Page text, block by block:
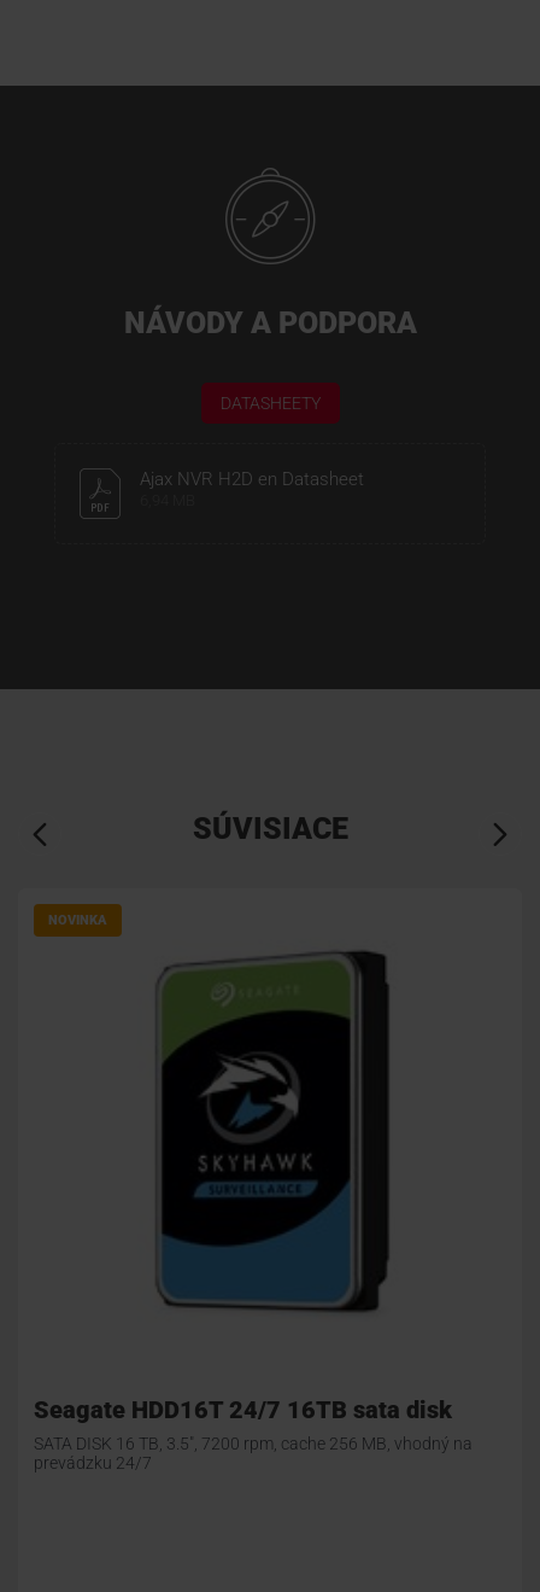
NÁVODY A PODPORA
DATASHEETY
Ajax NVR H2D en Datasheet
SÚVISIACE
NOVINKA
Seagate HDD16T 24/7 16TB sata disk
SATA DISK 16 TB, 3.5", 7200 rpm, cache 256 MB, vhodný na
prevádzku 24/7